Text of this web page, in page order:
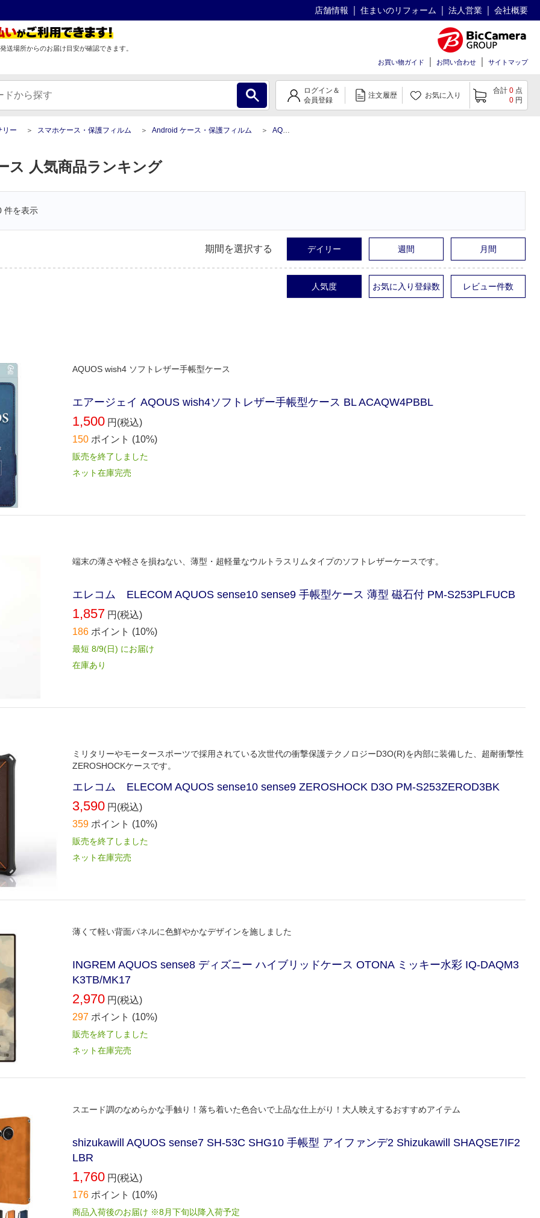
店舗情報 住まいのリフォーム 法人営業 会社概要
送場所からのお届け目安が確認できます。
お買い物ガイド
お問い合わせ サイトマップ
ログイン＆
会員登録
注文履歴 お気に入り
合計 0 点
0 円
リー スマホケース・保護フィルム Android ケース・保護フィルム AQUOS ケース・保護フィルム
ス 人気商品ランキング
件を表示
期間を選択する デイリー 週間 月間
人気度 お気に入り登録数 レビュー件数
AQUOS wish4 ソフトレザー手帳型ケース
エアージェイ AQOUS wish4ソフトレザー手帳型ケース BL ACAQW4PBBL
1,500 円(税込)
150 ポイント (10%)
販売を終了しました
ネット在庫完売
端末の薄さや軽さを損ねない、薄型・超軽量なウルトラスリムタイプのソフトレザーケースです。
エレコム ELECOM AQUOS sense10 sense9 手帳型ケース 薄型 磁石付 PM-S253PLFUCB
1,857 円(税込)
186 ポイント (10%)
最短 8/9(日) にお届け
在庫あり
ミリタリーやモータースポーツで採用されている次世代の衝撃保護テクノロジーD3O(R)を内部に装備した、超耐衝撃性
ZEROSHOCKケースです。
エレコム ELECOM AQUOS sense10 sense9 ZEROSHOCK D3O PM-S253ZEROD3BK
3,590 円(税込)
359 ポイント (10%)
販売を終了しました
ネット在庫完売
薄くて軽い背面パネルに色鮮やかなデザインを施しました
INGREM AQUOS sense8 ディズニー ハイブリッドケース OTONA ミッキー水彩 IQ-DAQM3
K3TB/MK17
2,970 円(税込)
297 ポイント (10%)
販売を終了しました
ネット在庫完売
スエード調のなめらかな手触り！落ち着いた色合いで上品な仕上がり！大人映えするおすすめアイテム
shizukawill AQUOS sense7 SH-53C SHG10 手帳型 アイファンデ2 Shizukawill SHAQSE7IF2
LBR
1,760 円(税込)
176 ポイント (10%)
商品入荷後のお届け ※8月下旬以降入荷予定